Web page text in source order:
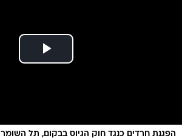
הפגנת חרדים כנגד חוק הגיוס בבקום, תל השומר